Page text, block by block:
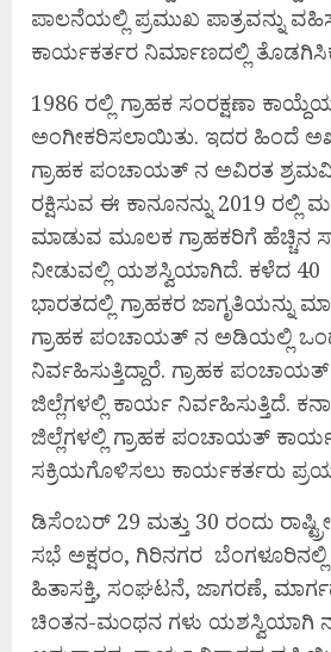
ಪಾಲನೆಯಲ್ಲಿ ಪ್ರಮುಖ ಪಾತ್ರವನ್ನು
ಕಾರ್ಯಕರ್ತರ ನಿರ್ಮಾಣದಲ್ಲಿ
1986 ರಲ್ಲಿ ಗ್ರಾಹಕ ಸಂರಕ್ಷಣಾ
ಅಂಗೀಕರಿಸಲಾಯಿತು. ಇದರ ಹಿಂದೆ
ಗ್ರಾಹಕ ಪಂಚಾಯತ್ ನ ಅವಿರತ
ರಕ್ಷಿಸುವ ಈ ಕಾನೂನನ್ನು 2019 ರಲ್ಲಿ
ಮಾಡುವ ಮೂಲಕ ಗ್ರಾಹಕರಿಗೆ ಹೆಚ್ಚಿನ
ನೀಡುವಲ್ಲಿ ಯಶಸ್ವಿಯಾಗಿದೆ. ಕಳೆದ
ಭಾರತದಲ್ಲಿ ಗ್ರಾಹಕರ ಜಾಗೃತಿಯನ್ನು
ಗ್ರಾಹಕ ಪಂಚಾಯತ್ ನ ಅಡಿಯಲ್ಲಿ
ನಿರ್ವಹಿಸುತ್ತಿದ್ದಾರೆ. ಗ್ರಾಹಕ
ಜಿಲ್ಲೆಗಳಲ್ಲಿ ಕಾರ್ಯ ನಿರ್ವಹಿಸುತ್ತಿದೆ.
ಜಿಲ್ಲೆಗಳಲ್ಲಿ ಗ್ರಾಹಕ ಪಂಚಾಯತ್
ಸಕ್ರಿಯಗೊಳಿಸಲು ಕಾರ್ಯಕರ್ತರು
ಡಿಸೆಂಬರ್ 29 ಮತ್ತು 30 ರಂದು
ಸಭೆ ಅಕ್ಷರಂ, ಗಿರಿನಗರ
ಹಿತಾಸಕ್ತಿ, ಸಂಘಟನೆ, ಜಾಗರಣೆ,
ಚಿಂತನ-ಮಂಥನ ಗಳು ಯಶಸ್ವಿಯಾಗಿ